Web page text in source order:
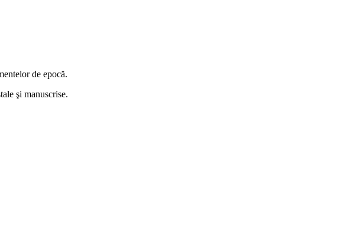
de epocă.
şi manuscrise.